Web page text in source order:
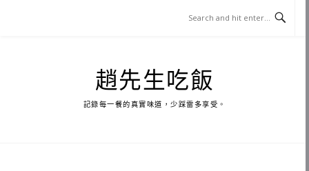
趙先生吃飯
記錄每一餐的真實味道，少踩雷多享受。